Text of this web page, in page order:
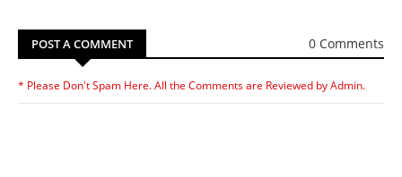
POST A COMMENT 0 Comments
* Please Don't Spam Here. All the Comments are Reviewed by Admin.